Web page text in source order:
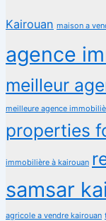
Kairouan maison a
agence
meilleur
meilleure agence
properties
immobilière à kairouan
samsar
agricole a vendre kairouan